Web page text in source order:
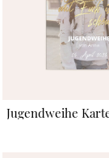
Jugendweihe